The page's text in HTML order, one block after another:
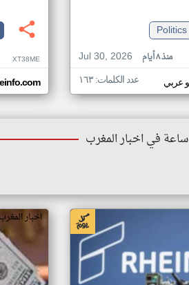
Politics
Jul 30, 2026
منذ ٨ أيام
عربي عدد الكلمات: ١٦٣
XT38ME
في اخبار المغرب
اخبار